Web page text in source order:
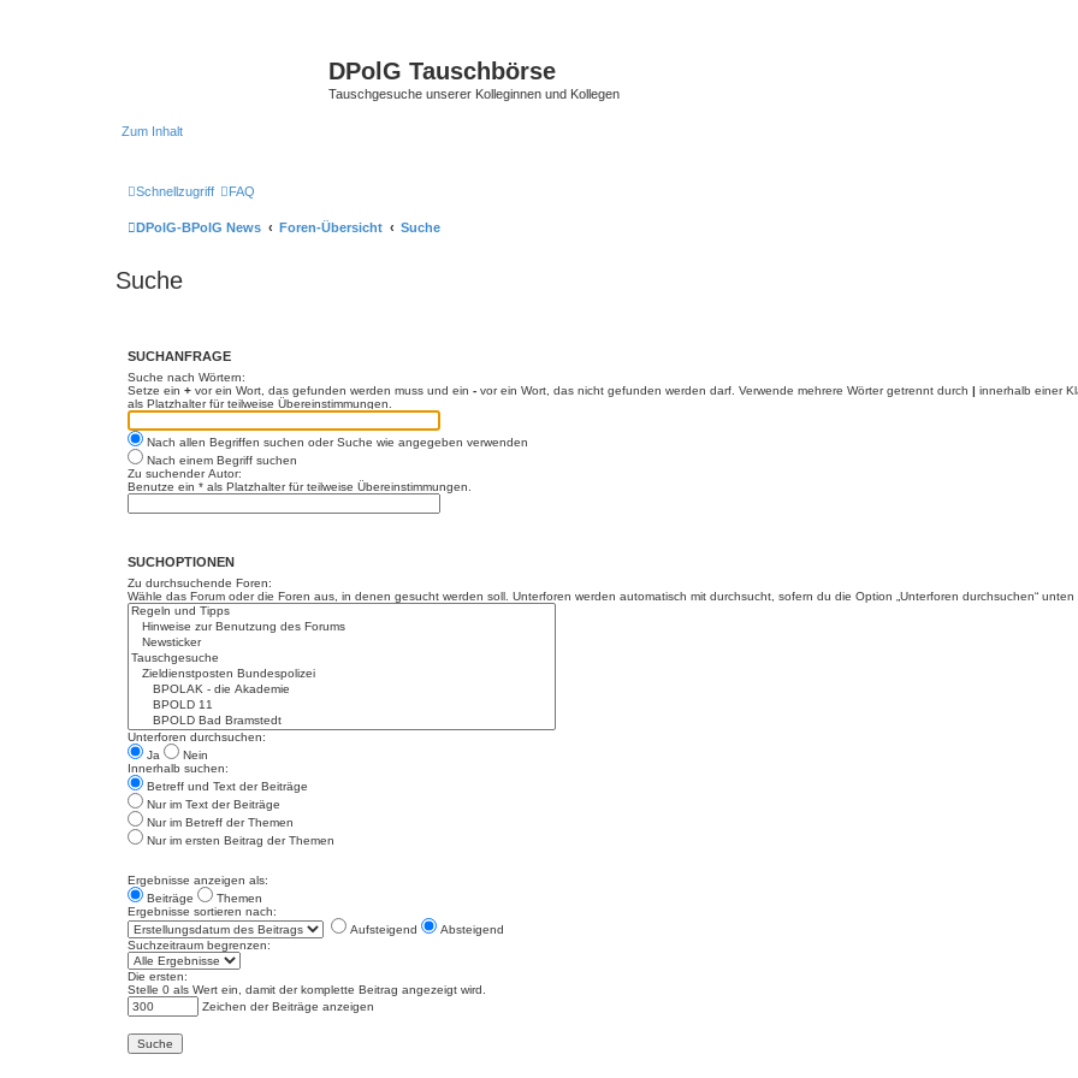
DPolG Tauschbörse
Tauschgesuche unserer Kolleginnen und Kollegen
Zum Inhalt
Schnellzugriff FAQ
DPolG-BPolG News Foren-Übersicht Suche
Suche
SUCHANFRAGE
Suche nach Wörtern:
Setze ein + vor ein Wort, das gefunden werden muss und ein - vor ein Wort, das nicht gefunden werden darf. Verwende mehrere Wörter getrennt durch | innerhalb einer
als Platzhalter für teilweise Übereinstimmungen.
Nach allen Begriffen suchen oder Suche wie angegeben verwenden
Nach einem Begriff suchen
Zu suchender Autor:
Benutze ein * als Platzhalter für teilweise Übereinstimmungen.
SUCHOPTIONEN
Zu durchsuchende Foren:
Wähle das Forum oder die Foren aus, in denen gesucht werden soll. Unterforen werden automatisch mit durchsucht, sofern du die Option „Unterforen durchsuchen“ unten
Unterforen durchsuchen:
Ja
Nein
Innerhalb suchen:
Betreff und Text der Beiträge
Nur im Text der Beiträge
Nur im Betreff der Themen
Nur im ersten Beitrag der Themen
Ergebnisse anzeigen als:
Beiträge
Themen
Ergebnisse sortieren nach:
Aufsteigend
Absteigend
Suchzeitraum begrenzen:
Die ersten:
Stelle 0 als Wert ein, damit der komplette Beitrag angezeigt wird.
Zeichen der Beiträge anzeigen